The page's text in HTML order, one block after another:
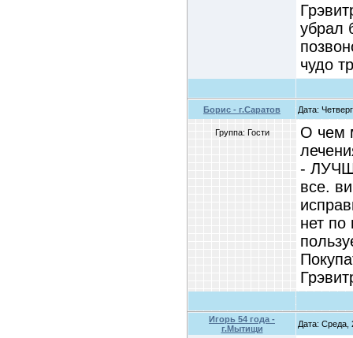
убрал
чудо
Борис - г.Саратов Дата:
Группа: Гости
О чем
-
все.
нет по
Игорь 54 года -
г.Мытищи
Дата: Среда,